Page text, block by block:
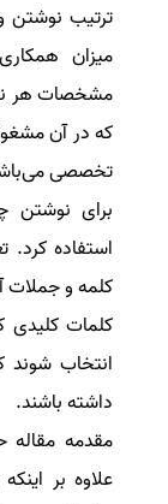
ترتیب نوشتن
میزان
مشخصات هر
که در آن
تخصصی
برای نوشتن
کلمه و جملات
انتخاب شوند
داشته باشند.
مقدمه
علاوه بر